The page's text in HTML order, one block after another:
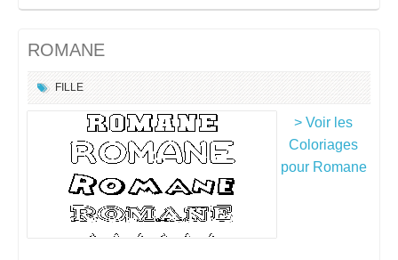
ROMANE
FILLE
> Voir les
Coloriages
pour Romane